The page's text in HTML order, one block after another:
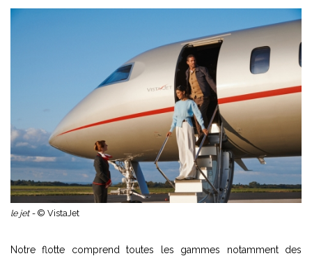
le jet - © VistaJet
Notre flotte comprend toutes les gammes notamment des